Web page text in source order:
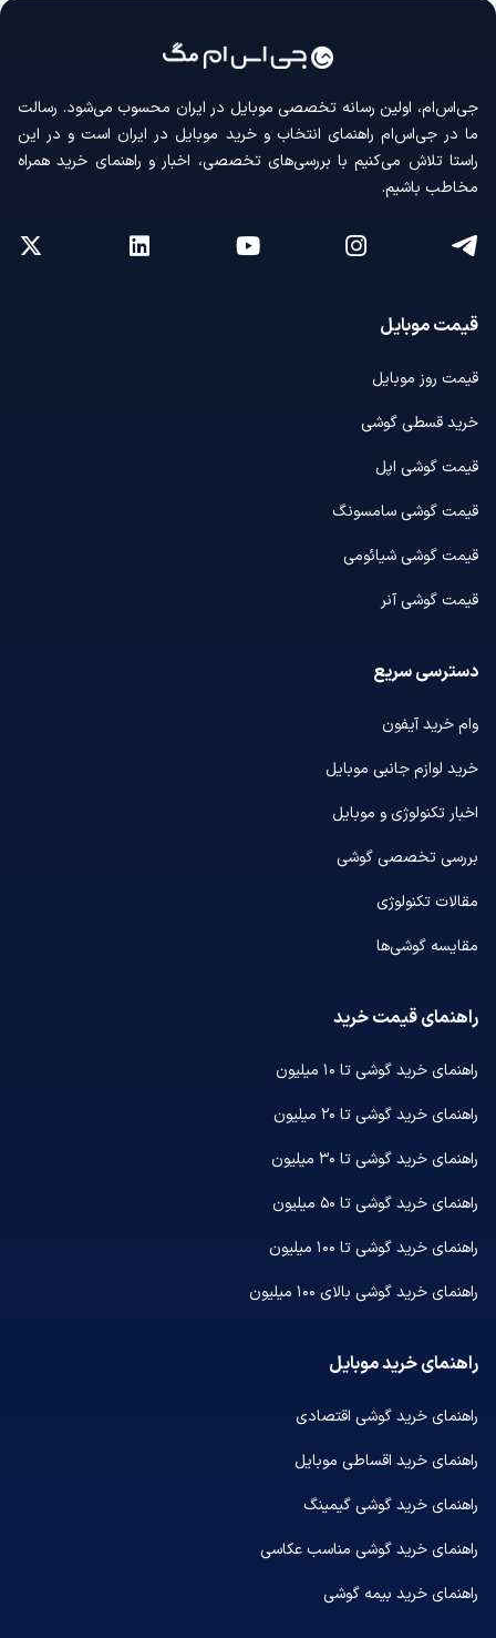
جی‌اس‌ام، اولین رسانه‌ تخصصی موبایل در ایران محسوب می‌شود. رسالت
ما در جی‌اس‌ام راهنمای انتخاب و خرید موبایل در ایران است و در این
راستا تلاش می‌کنیم با بررسی‌های تخصصی، اخبار و راهنمای خرید همراه
مخاطب باشیم.
قیمت موبایل
قیمت روز موبایل
خرید قسطی گوشی
قیمت گوشی اپل
قیمت گوشی سامسونگ
قیمت گوشی شیائومی
قیمت گوشی آنر
دسترسی سریع
وام خرید آیفون
خرید لوازم جانبی موبایل
اخبار تکنولوژی و موبایل
بررسی تخصصی گوشی
مقالات تکنولوژی
مقایسه گوشی‌ها
راهنمای قیمت خرید
راهنمای خرید گوشی تا ۱۰ میلیون
راهنمای خرید گوشی تا ۲۰ میلیون
راهنمای خرید گوشی تا ۳۰ میلیون
راهنمای خرید گوشی تا ۵۰ میلیون
راهنمای خرید گوشی تا ۱۰۰ میلیون
راهنمای خرید گوشی بالای ۱۰۰ میلیون
راهنمای خرید موبایل
راهنمای خرید گوشی اقتصادی
راهنمای خرید اقساطی موبایل
راهنمای خرید گوشی گیمینگ
راهنمای خرید گوشی مناسب عکاسی
راهنمای خرید بیمه گوشی